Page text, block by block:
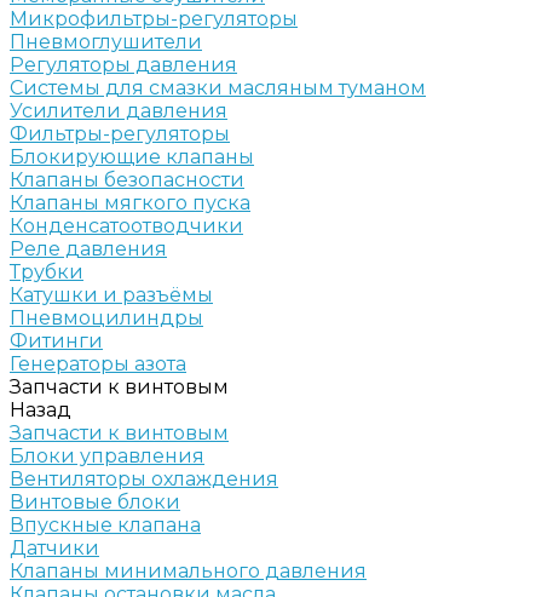
Микрофильтры-регуляторы
Пневмоглушители
Регуляторы давления
Системы для смазки масляным туманом
Усилители давления
Фильтры-регуляторы
Блокирующие клапаны
Клапаны безопасности
Клапаны мягкого пуска
Конденсатоотводчики
Реле давления
Трубки
Катушки и разъёмы
Пневмоцилиндры
Фитинги
Генераторы азота
Запчасти к винтовым
Назад
Запчасти к винтовым
Блоки управления
Вентиляторы охлаждения
Винтовые блоки
Впускные клапана
Датчики
Клапаны минимального давления